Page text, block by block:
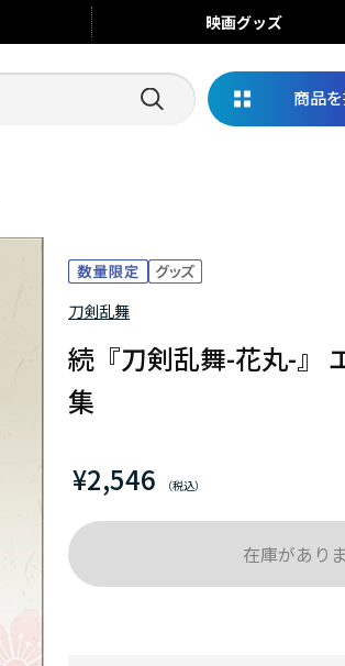
映画グッズ
商品
刀剣乱舞
続『刀剣乱舞-花丸-』
集
¥2,546
在庫があり